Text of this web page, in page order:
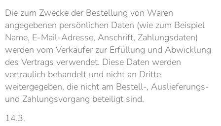
Die zum Zwecke der Bestellung von Waren
angegebenen persönlichen Daten (wie zum Beispiel
Name, E-Mail-Adresse, Anschrift, Zahlungsdaten)
werden vom Verkäufer zur Erfüllung und Abwicklung
des Vertrags verwendet. Diese Daten werden
vertraulich behandelt und nicht an Dritte
weitergegeben, die nicht am Bestell-, Auslieferungs-
und Zahlungsvorgang beteiligt sind.
14.3.